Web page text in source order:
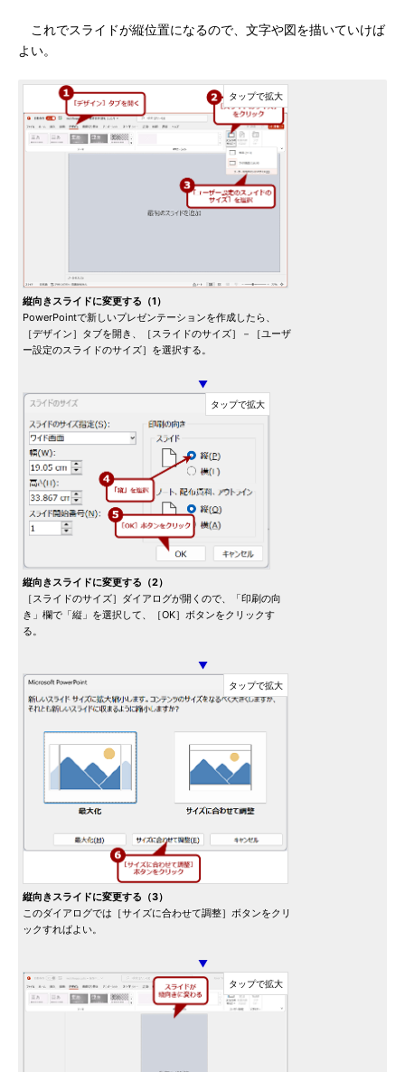
これでスライドが縦位置になるので、文字や図を描いていけば
よい。
縦向きスライドに変更する（1）
PowerPointで新しいプレゼンテーションを作成したら、
［デザイン］タブを開き、［スライドのサイズ］－［ユーザ
ー設定のスライドのサイズ］を選択する。
▼
縦向きスライドに変更する（2）
［スライドのサイズ］ダイアログが開くので、「印刷の向
き」欄で「縦」を選択して、［OK］ボタンをクリックす
る。
▼
縦向きスライドに変更する（3）
このダイアログでは［サイズに合わせて調整］ボタンをクリ
ックすればよい。
▼